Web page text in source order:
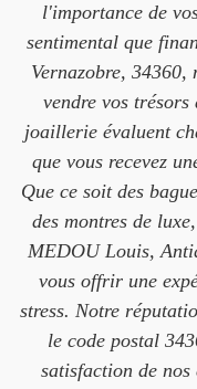
l'importance de
sentimental que
Vernazobre,
vendre vos
joaillerie évaluent
que vous recevez
Que ce soit des
des montres de
MEDOU Louis,
vous offrir une
stress. Notre
le code postal
satisfaction de nos